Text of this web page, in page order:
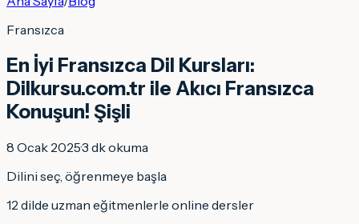
Fransızca
En İyi Fransızca Dil Kursları:
Dilkursu.com.tr ile Akıcı Fransızca
Konuşun! Şişli
8 Ocak 2025·3 dk okuma
Dilini seç, öğrenmeye başla
12 dilde uzman eğitmenlerle online dersler